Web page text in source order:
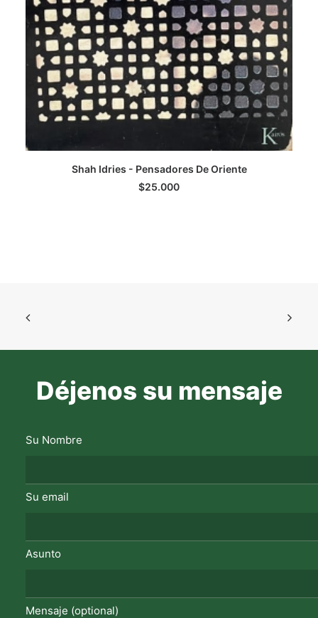
AGREGAR AL CARRITO
Shah Idries - Pensadores De Oriente
$25.000
Déjenos su mensaje
Su Nombre
Su email
Asunto
Mensaje (optional)